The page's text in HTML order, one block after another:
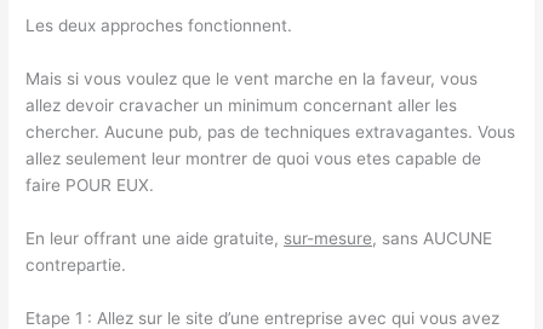
Les deux approches fonctionnent.
Mais si vous voulez que le vent marche en la faveur, vous
allez devoir cravacher un minimum concernant aller les
chercher. Aucune pub, pas de techniques extravagantes. Vous
allez seulement leur montrer de quoi vous etes capable de
faire POUR EUX.
En leur offrant une aide gratuite, sur-mesure, sans AUCUNE
contrepartie.
Etape 1 : Allez sur le site d’une entreprise avec qui vous avez